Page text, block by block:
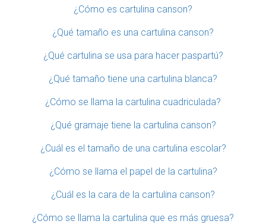
¿Cómo es cartulina canson?
¿Qué tamaño es una cartulina canson?
¿Qué cartulina se usa para hacer paspartú?
¿Qué tamaño tiene una cartulina blanca?
¿Cómo se llama la cartulina cuadriculada?
¿Qué gramaje tiene la cartulina canson?
¿Cuál es el tamaño de una cartulina escolar?
¿Cómo se llama el papel de la cartulina?
¿Cuál es la cara de la cartulina canson?
¿Cómo se llama la cartulina que es más gruesa?